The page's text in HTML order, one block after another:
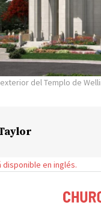
del Templo de
en inglés.